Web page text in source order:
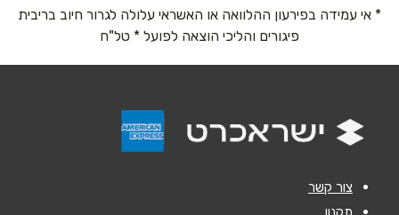
טלפון*
אימייל*
נושא*
* אי עמידה בפירעון ההלוואה או האשראי עלולה לגרור חיוב בריבית
פיגורים והליכי הוצאה לפועל * טל"ח
צור קשר